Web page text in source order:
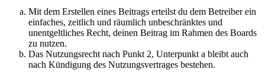
Mit dem Erstellen eines Beitrags erteilst du dem Betreiber ein
einfaches, zeitlich und räumlich unbeschränktes und
unentgeltliches Recht, deinen Beitrag im Rahmen des Boards
zu nutzen.
Das Nutzungsrecht nach Punkt 2, Unterpunkt a bleibt auch
nach Kündigung des Nutzungsvertrages bestehen.